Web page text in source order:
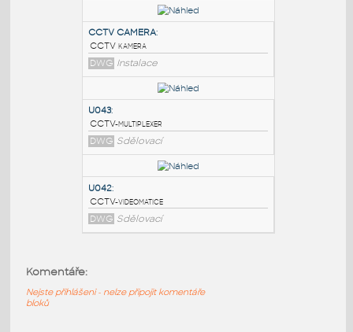
PODOBNÉ BLOKY:
U039:
CCTV-kamera venkovní
DWG
CCTV CAMERA:
CCTV kamera
DWG Instalace
DWG Sdělovací
Komentáře:
Nejste přihlášeni - nelze připojit komentáře
bloků